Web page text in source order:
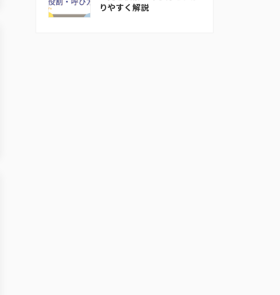
りやすく解説